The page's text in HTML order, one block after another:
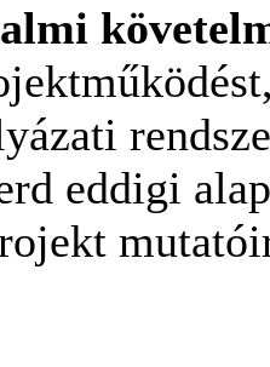
eddigi